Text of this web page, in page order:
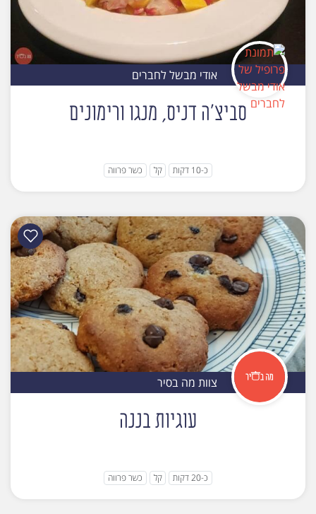
אודי מבשל לחברים
סביצ'ה דניס, מנגו ורימונים
כ-10 דקות קל כשר פרווה
צוות מה בסיר
עוגיות בננה
כ-20 דקות קל כשר פרווה